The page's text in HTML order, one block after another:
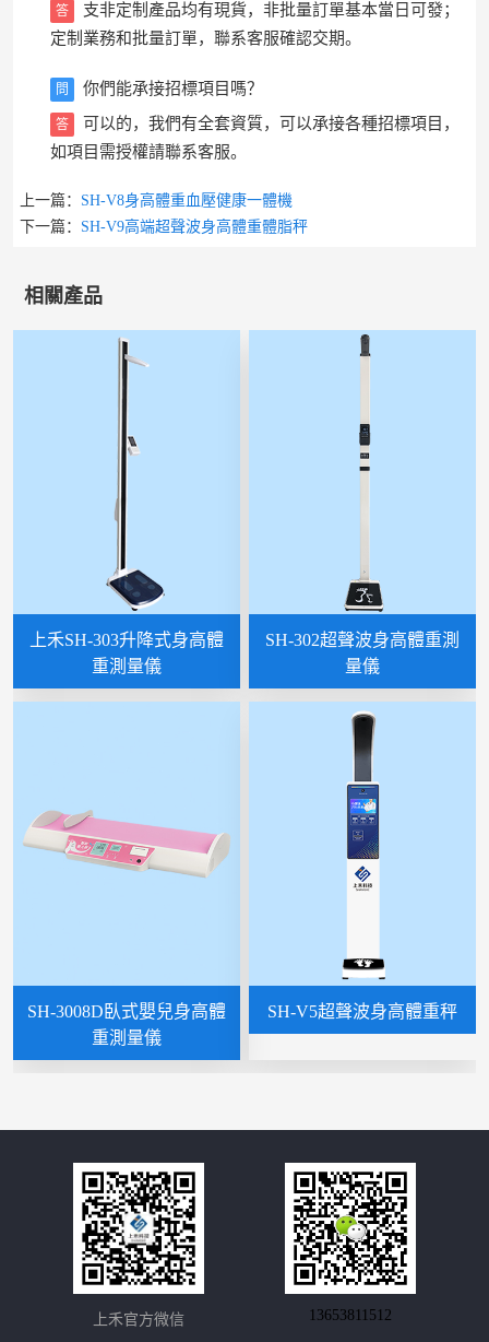
答
支非定制產品均有現貨，非批量訂單基本當日可發；
定制業務和批量訂單，聯系客服確認交期。
問 你們能承接招標項目嗎？
答
可以的，我們有全套資質，可以承接各種招標項目，
如項目需授權請聯系客服。
上一篇： SH-V8身高體重血壓健康一體機
下一篇： SH-V9高端超聲波身高體重體脂秤
相關產品
上禾SH-303升降式身高體
重測量儀
SH-302超聲波身高體重測
量儀
SH-3008D臥式嬰兒身高體
重測量儀
SH-V5超聲波身高體重秤
上禾官方微信 13653811512